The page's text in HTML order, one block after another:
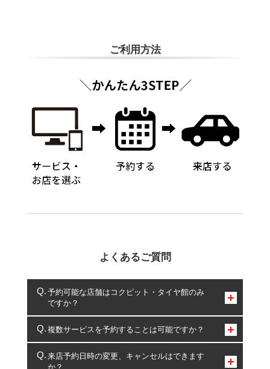
ご利用方法
よくあるご質問
予約可能な店舗はコクピット・タイヤ館のみ
ですか？
コクピット・タイヤ館のみとなります。
複数サービスを予約することは可能ですか？
複数サービスのご予約は可能です。
来店予約日時の変更、キャンセルはできます
か？